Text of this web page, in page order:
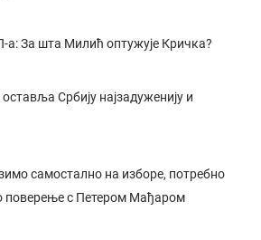
а: За шта Милић оптужује Кричка?
Србију најзадуженију и
самостално на изборе, потребно
поверење с Петером Мађаром